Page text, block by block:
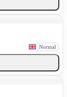
Normal